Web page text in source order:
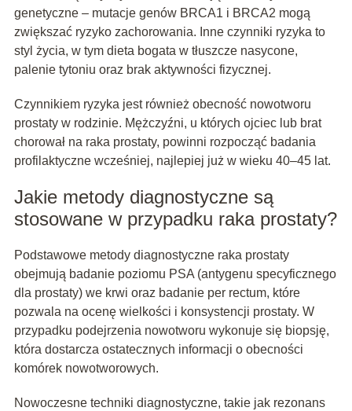
genetyczne – mutacje genów BRCA1 i BRCA2 mogą
zwiększać ryzyko zachorowania. Inne czynniki ryzyka to
styl życia, w tym dieta bogata w tłuszcze nasycone,
palenie tytoniu oraz brak aktywności fizycznej.
Czynnikiem ryzyka jest również obecność nowotworu
prostaty w rodzinie. Mężczyźni, u których ojciec lub brat
chorował na raka prostaty, powinni rozpocząć badania
profilaktyczne wcześniej, najlepiej już w wieku 40–45 lat.
Jakie metody diagnostyczne są
stosowane w przypadku raka prostaty?
Podstawowe metody diagnostyczne raka prostaty
obejmują badanie poziomu PSA (antygenu specyficznego
dla prostaty) we krwi oraz badanie per rectum, które
pozwala na ocenę wielkości i konsystencji prostaty. W
przypadku podejrzenia nowotworu wykonuje się biopsję,
która dostarcza ostatecznych informacji o obecności
komórek nowotworowych.
Nowoczesne techniki diagnostyczne, takie jak rezonans